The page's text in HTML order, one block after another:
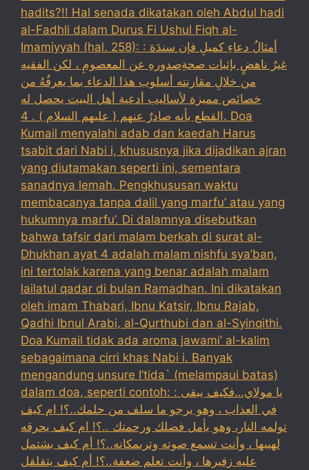
hadits?!! Hal senada dikatakan oleh Abdul hadi
al-Fadhli dalam Durus Fi Ushul Fiqh al-
Imamiyyah (hal. 258): : أمثالُ دعاءِ كميلِ فإن سندَهَ
غيرُ ناهضٍ بإثبات صحةِصدورهِ عن المعصومِ ، لكن الفقيه
من خلالِ مقارنته أسلوب هذا الدعاء بما يعرفُهُ من
خصائص مميزة لأساليب أدعية أهل البيت يحصل له
القطع بأنه صادرٌ عنهم ( عليهم السلام ) . 4. Doa
Kumail menyalahi adab dan kaedah Harus
tsabit dari Nabi i, khususnya jika dijadikan ajran
yang diutamakan seperti ini, sementara
sanadnya lemah. Pengkhususan waktu
membacanya tanpa dalil yang marfu’ atau yang
hukumnya marfu’. Di dalamnya disebutkan
bahwa tafsir dari malam berkah di surat al-
Dhukhan ayat 4 adalah malam nishfu sya’ban,
ini tertolak karena yang benar adalah malam
lailatul qadar di bulan Ramadhan. Ini dikatakan
oleh imam Thabari, Ibnu Katsir, Ibnu Rajab,
Qadhi Ibnul Arabi, al-Qurthubi dan al-Syinqithi.
Doa Kumail tidak ada aroma jawami’ al-kalim
sebagaimana cirri khas Nabi i. Banyak
mengandung unsure I’tida` (melampaui batas)
dalam doa, seperti contoh: : يا مولاي…فكيف يبقى
في العذاب ، وهو يرجو ما سلف من حلمك..؟! ام كيف
تولمه النار، وهو يأمل فضلك ورحمتك ..؟! ام كيف يحرقه
لهيبها ، وأنت تسمع صوته وترىمكانه..؟! أم كيف بشتمل
عليه زفيرها ، وأنت تعلم ضعفة..؟! أم كيف يتقلقل